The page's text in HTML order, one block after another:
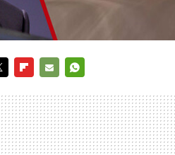
MAIL